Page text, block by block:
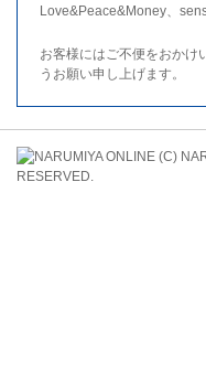
Love&Peace&Money、
お客様にはご不便をおかけ
うお願い申し上げます。